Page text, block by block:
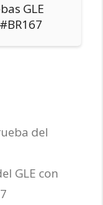
GLE
del
GLE con